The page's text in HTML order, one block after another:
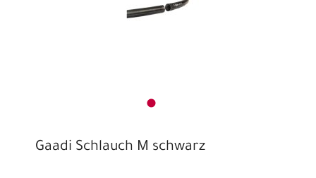
Gaadi Schlauch M schwarz